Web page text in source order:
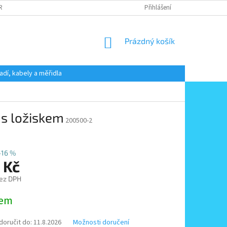
KONTAKT
Přihlášení
NÁKUPNÍ
Prázdný košík
kabely a měřidla
ložiskem 200500-2
%
DPH
do: 11.8.2026 Možnosti doručení